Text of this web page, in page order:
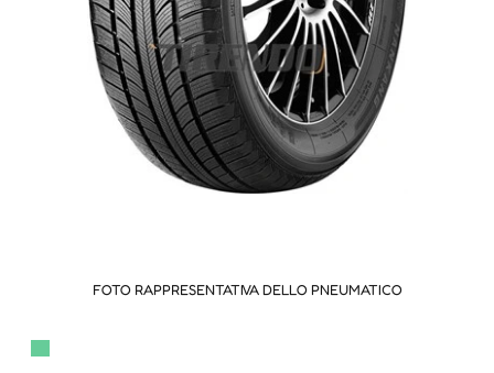
FOTO RAPPRESENTATIVA DELLO PNEUMATICO
▀